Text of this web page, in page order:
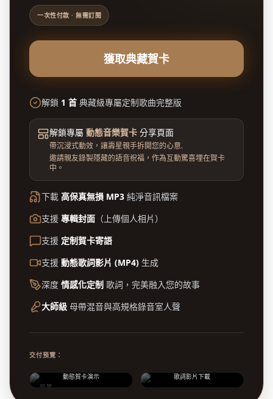
一次性付款 · 無需訂閱
獲取典藏賀卡
解鎖 1 首 典藏級專屬定制歌曲完整版
解鎖專屬 動態音樂賀卡 分享頁面
帶沉浸式動效，讓壽星親手拆開您的心意.
邀請親友錄製隱藏的語音祝福，作為互動驚喜埋在賀卡
中。
下載 高保真無損 MP3 純淨音訊檔案
支援 專輯封面 （上傳個人相片）
支援 定制賀卡寄語
支援 動態歌詞影片 (MP4) 生成
深度 情感化定制 歌詞，完美融入您的故事
大師級 母帶混音與高規格錄音室人聲
交付預覽：
預覽
動態賀卡演示 歌詞影片下載